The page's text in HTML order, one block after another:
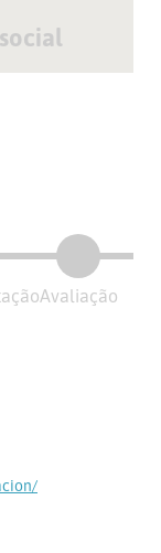
social
Avaliação